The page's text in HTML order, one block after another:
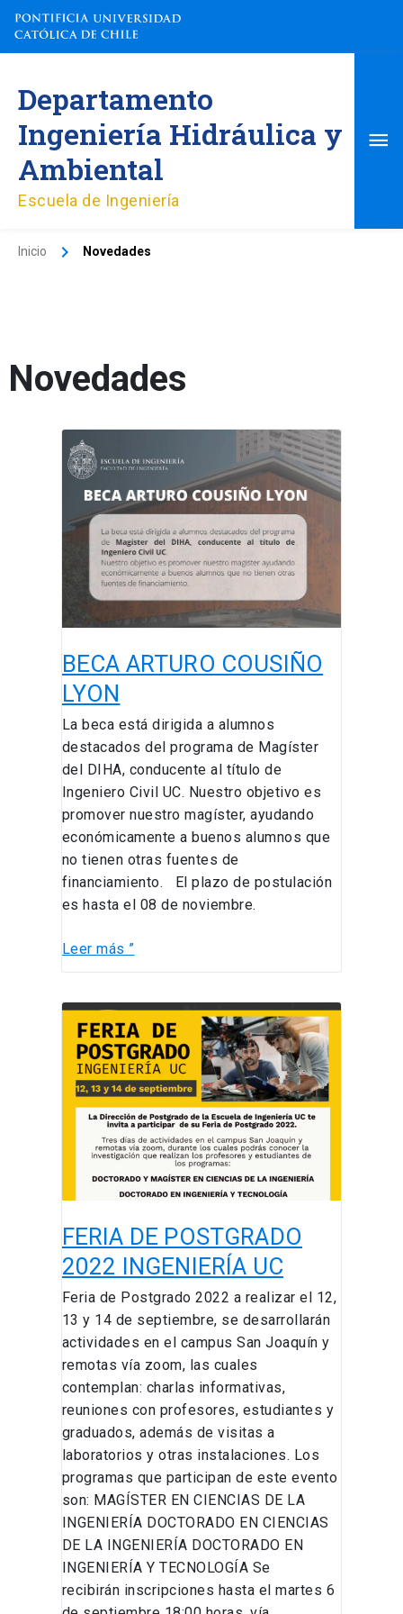
contenido
Departamento
Ingeniería Hidráulica y
Ambiental
Escuela de Ingeniería
Inicio Novedades
Novedades
BECA ARTURO COUSIÑO
LYON
La beca está dirigida a alumnos
destacados del programa de Magíster
del DIHA, conducente al título de
Ingeniero Civil UC. Nuestro objetivo es
promover nuestro magíster, ayudando
económicamente a buenos alumnos que
no tienen otras fuentes de
financiamiento. El plazo de postulación
es hasta el 08 de noviembre.
BECA
ARTURO
COUSIÑO
Leer más ”
FERIA DE POSTGRADO
2022 INGENIERÍA UC
Feria de Postgrado 2022 a realizar el 12,
13 y 14 de septiembre, se desarrollarán
actividades en el campus San Joaquín y
remotas vía zoom, las cuales
contemplan: charlas informativas,
reuniones con profesores, estudiantes y
graduados, además de visitas a
laboratorios y otras instalaciones. Los
programas que participan de este evento
son: MAGÍSTER EN CIENCIAS DE LA
INGENIERÍA DOCTORADO EN CIENCIAS
DE LA INGENIERÍA DOCTORADO EN
INGENIERÍA Y TECNOLOGÍA Se
recibirán inscripciones hasta el martes 6
FERIA
DE
POSTGRADO
2022
INGENIERÍA